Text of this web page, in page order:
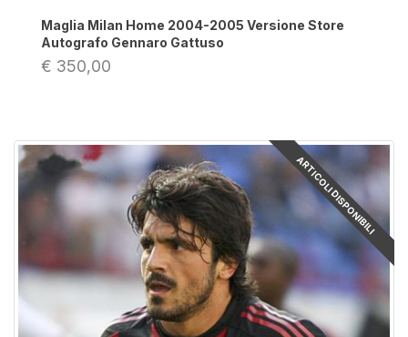
ARTICOLI DISPONIBILI
Maglia Milan Home 2004-2005 Versione Store
Autografo Gennaro Gattuso
€ 350,00